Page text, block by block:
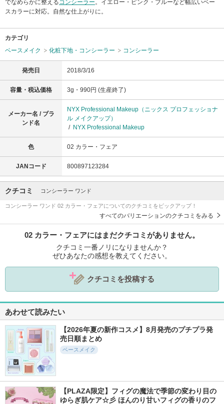
でなめらかに整えるコンシーラー。イエロー・ピンク・ブルーなど幅広いベー
スカラーに対応。自然な仕上がりに。
カテゴリ
ベースメイク
化粧下地・コンシーラー コンシーラー
発売日 2018/3/16
容量・税込価格 3g・990円 (生産終了)
メーカー名 / ブラ
ンド名
NYX Professional Makeup（ニックス プロフェッショナ
ル メイクアップ）
/ NYX Professional Makeup
色 02 カラー・フェア
JANコード 800897123284
クチコミ コンシーラー ワンド
コンシーラー ワンド 02 カラー・フェアについてのクチコミをピックアップ！
すべてのバリエーションのクチコミをみる
02 カラー・フェアにはまだクチコミがありません。
クチコミ一番ノリになりませんか？
ぜひあなたの感想を教えてください。
クチコミを投稿する
あわせて読みたい
【2026年夏の新作コスメ】8月発売のプチプラ発
売日順まとめ
ベースメイク
【PLAZA限定】フィグの魔法で季節の変わり目の
ゆらぎ肌ケア☆彡 ほんのり甘いフィグの香りのフ